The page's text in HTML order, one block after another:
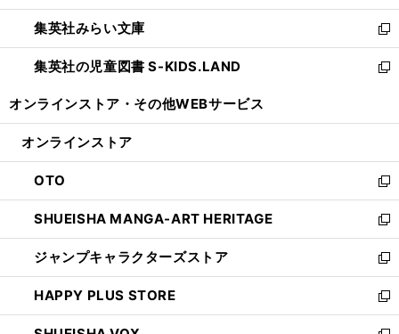
開
く
ウ
で
開
く
ン
ド
ウ
で
ウ
ィ
ン
ド
開
集英社みらい文庫
新
し
い
ン
ウ
で
開
く
集英社の児童図書 S-KIDS.LAND
新
ウ
ン
ド
ウ
で
開
く
オンラインストア・ その他WEBサービス
オンラインストア
OTO
新
し
い
ウ
ィ
ン
ド
ウ
SHUEISHA MANGA-ART HERITAGE
新
し
い
ウ
ィ
ン
ジャンプキャラクターズストア
新
し
い
ウ
HAPPY PLUS STORE
新
し